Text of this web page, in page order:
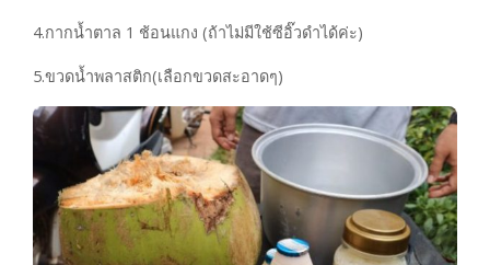
4.กากน้ำตาล 1 ช้อนแกง (ถ้าไม่มีใช้ซีอิ๊วดำได้ค่ะ)
5.ขวดน้ำพลาสติก(เลือกขวดสะอาดๆ)